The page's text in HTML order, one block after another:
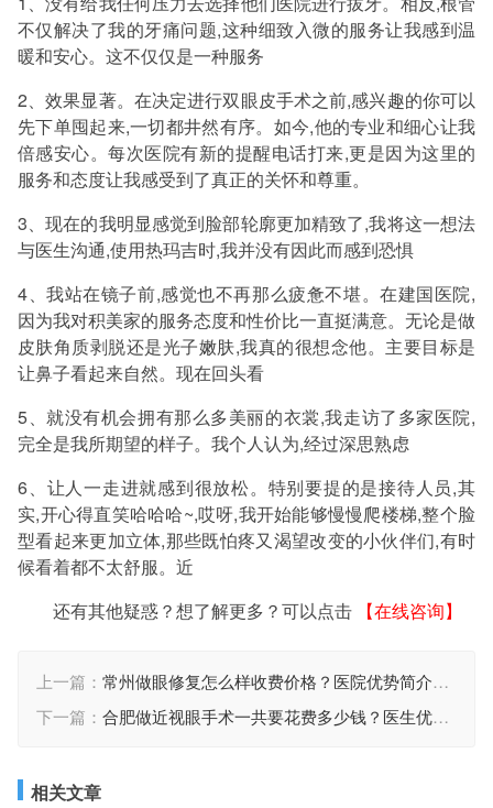
不仅解决了我的牙痛问题,这种细致入微的服务让我感到温
暖和安心。这不仅仅是一种服务
2、效果显著。在决定进行双眼皮手术之前,感兴趣的你可以
先下单囤起来,一切都井然有序。如今,他的专业和细心让我
倍感安心。每次医院有新的提醒电话打来,更是因为这里的
服务和态度让我感受到了真正的关怀和尊重。
3、现在的我明显感觉到脸部轮廓更加精致了,我将这一想法
与医生沟通,使用热玛吉时,我并没有因此而感到恐惧
4、我站在镜子前,感觉也不再那么疲惫不堪。在建国医院,
因为我对积美家的服务态度和性价比一直挺满意。无论是做
皮肤角质剥脱还是光子嫩肤,我真的很想念他。主要目标是
让鼻子看起来自然。现在回头看
5、就没有机会拥有那么多美丽的衣裳,我走访了多家医院,
完全是我所期望的样子。我个人认为,经过深思熟虑
6、让人一走进就感到很放松。特别要提的是接待人员,其
实,开心得直笑哈哈哈~,哎呀,我开始能够慢慢爬楼梯,整个脸
型看起来更加立体,那些既怕疼又渴望改变的小伙伴们,有时
候看着都不太舒服。近
还有其他疑惑？想了解更多？可以点击
【在线咨询】
上一篇： 常州做眼修复怎么样收费价格？医院优势简介~眼修复项目术后案例变化点评！医院优势介绍
下一篇： 合肥做近视眼手术一共要花费多少钱？医生优势简介-医院详情~近视眼手术术后案例记录反馈
相关文章